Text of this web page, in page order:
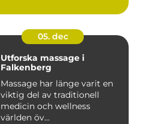
05. dec
Utforska massage i
Falkenberg
Massage har länge varit en
viktig del av traditionell
medicin och wellness
världen öv...